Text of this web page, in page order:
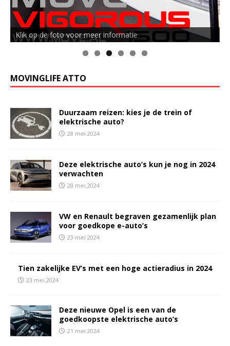
Klik op de foto voor meer informatie
MOVINGLIFE ATTO
Duurzaam reizen: kies je de trein of
elektrische auto?
28 mei 2024
Deze elektrische auto’s kun je nog in 2024
verwachten
28 mei 2024
VW en Renault begraven gezamenlijk plan
voor goedkope e-auto’s
23 mei 2024
Tien zakelijke EV’s met een hoge actieradius in 2024
23 mei 2024
Deze nieuwe Opel is een van de
goedkoopste elektrische auto’s
21 mei 2024